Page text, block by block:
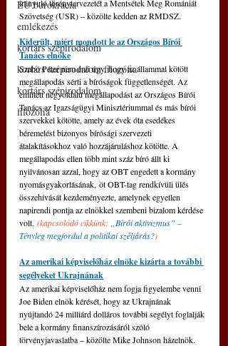
EU bürokrácia
emlékezés
kortárs szépirodalom
kortárs szépirodalom filozófia
kortárs szépirodalom
filozófia
irányuló törénytervezetét a Mentsétek Meg Romániát
Szövetség (USR) ‒ közölte kedden az RMDSZ.
Kiderült, miért mondott le az Országos Bírói
Tanács elnöke
Szabó Péter nem érzi úgy, hogy az állammal kötött
megállapodás sérti a bíróságok függetlenségét. Az
említett négyoldalú megállapodást az Országos Bírói
Tanács az Igazságügyi Minisztériummal és más bírói
szervekkel kötötte, amely az évek óta esedékes
béremelést bizonyos bírósági szervezeti
átalakításokhoz való hozzájáruláshoz kötötte. A
megállapodás ellen több mint száz bíró állt ki
nyilvánosan azzal, hogy az OBT engedett a kormány
nyomásgyakorlásának, öt OBT-tag rendkívüli ülés
összehívását kezdeményezte, amelynek egyetlen
napirendi pontja az elnökkel szembeni bizalom kérdése
volt. (kapcsolódó cikkünk:
„Bírói aktivizmus” ‒
Tényleg megfordul a politikai széljárás?)
Az amerikai képviselőház elnöke kizárta a további
segélyeket Ukrajnának
Az amerikai képviselőház nem fogja figyelembe venni
Joe Biden elnök kérését, hogy az Ukrajnának
nyújtandó 24 milliárd dolláros további segélyt foglalják
bele a kormány finanszírozásáról szóló
törvényjavaslatba – közölte Mike Johnson házelnök.